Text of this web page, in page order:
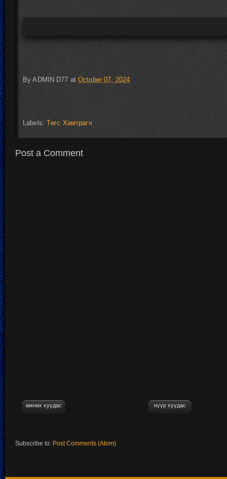
ByADMIN D77 atOctober 07, 2024
Labels:Төгс Хамтрагч
Post a Comment
өмнөх хуудас нүүр хуудас
Subscribe to: Post Comments (Atom)